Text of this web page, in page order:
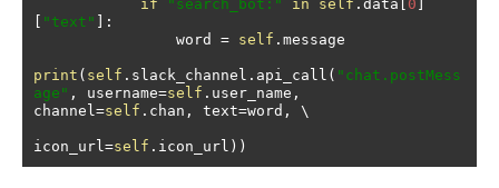
if
"search_bot:" in self . data 0
"text"
]:
                word
= self . message
print ( self . slack_channel . api_call ( "chat.postMess
age" , username=self . user_name ,
channel=self . chan , text=word , \
icon_url=self . icon_url ))